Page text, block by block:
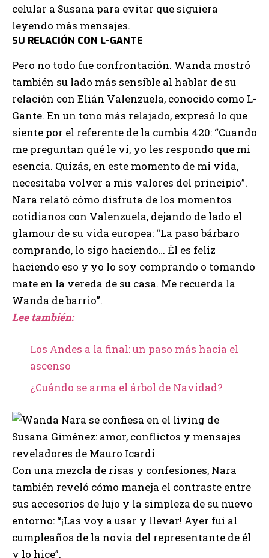
celular a Susana para evitar que siguiera
leyendo más mensajes.
SU RELACIÓN CON L-GANTE
Pero no todo fue confrontación. Wanda mostró
también su lado más sensible al hablar de su
relación con Elián Valenzuela, conocido como L-
Gante. En un tono más relajado, expresó lo que
siente por el referente de la cumbia 420: “Cuando
me preguntan qué le vi, yo les respondo que mi
esencia. Quizás, en este momento de mi vida,
necesitaba volver a mis valores del principio”.
Nara relató cómo disfruta de los momentos
cotidianos con Valenzuela, dejando de lado el
glamour de su vida europea: “La paso bárbaro
comprando, lo sigo haciendo… Él es feliz
haciendo eso y yo lo soy comprando o tomando
mate en la vereda de su casa. Me recuerda la
Wanda de barrio”.
Lee también:
Los Andes a la final: un paso más hacia el
ascenso
¿Cuándo se arma el árbol de Navidad?
Con una mezcla de risas y confesiones, Nara
también reveló cómo maneja el contraste entre
sus accesorios de lujo y la simpleza de su nuevo
entorno: “¡Las voy a usar y llevar! Ayer fui al
cumpleaños de la novia del representante de él
y lo hice”.